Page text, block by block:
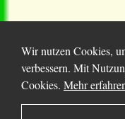
© 2025
Wir nutzen Cookies,
verbessern. Mit
Cookies. Mehr